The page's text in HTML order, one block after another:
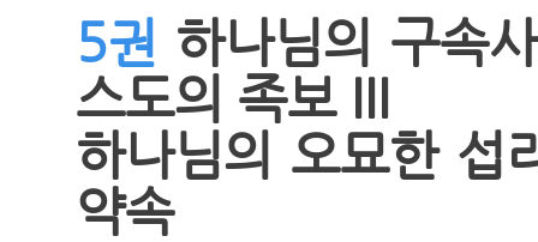
5권 하나님의 구속
스도의 족보 III
하나님의 오묘한 섭
약속